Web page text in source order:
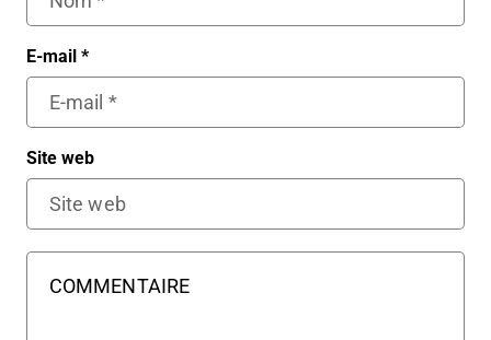
E-mail *
Site web